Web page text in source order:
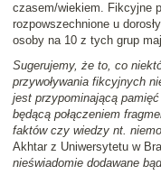
czasem/wiekiem. Fikcyjne
rozpowszechnione u
osoby na 10 z tych grup
Sugerujemy, że to, co
przywoływania fikcyjnych
jest przypominającą
będącą połączeniem
faktów czy wiedzy nt.
Akhtar z Uniwersytetu w
nieświadomie dodawane